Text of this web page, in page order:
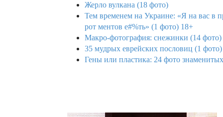
Жерло вулкана (18 фото)
Тем временем на Украине: «Я на вас в
рот ментов е#%ть» (1 фото) 18+
Макро-фотография: снежинки (14 фото)
35 мудрых еврейских пословиц (1 фото)
Гены или пластика: 24 фото